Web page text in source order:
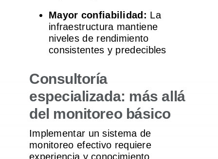
Mayor confiabilidad: La
infraestructura mantiene
niveles de rendimiento
consistentes y predecibles
Consultoría
especializada: más allá
del monitoreo básico
Implementar un sistema de
monitoreo efectivo requiere
experiencia y conocimiento